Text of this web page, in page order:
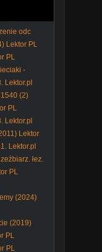
odc
Lektor PL
PL
-
Lektor.pl
(2)
PL
Lektor.pl
Lektor
Lektor.pl
łez.
PL
(2024)
(2019)
PL
PL